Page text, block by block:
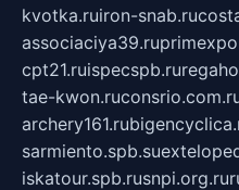
kvotka.ruiron-snab.ru
associaciya39.ru
cpt21.ruispecspb.ru
tae-kwon.ru
archery161.ru
sarmiento.spb.su
iskatour.spb.rusnpi.org.ru